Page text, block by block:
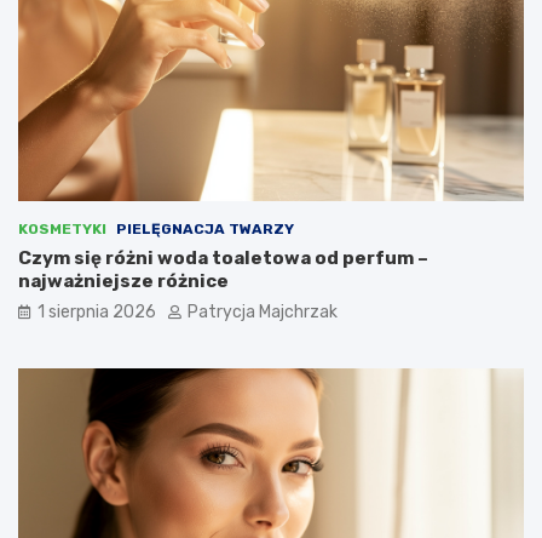
KOSMETYKI PIELĘGNACJA TWARZY
Czym się różni woda toaletowa od perfum –
najważniejsze różnice
1 sierpnia 2026 Patrycja Majchrzak